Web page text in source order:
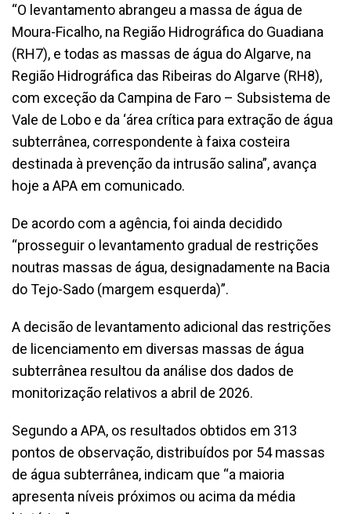
“O levantamento abrangeu a massa de água de
Moura-Ficalho, na Região Hidrográfica do Guadiana
(RH7), e todas as massas de água do Algarve, na
Região Hidrográfica das Ribeiras do Algarve (RH8),
com exceção da Campina de Faro – Subsistema de
Vale de Lobo e da ‘área crítica para extração de água
subterrânea, correspondente à faixa costeira
destinada à prevenção da intrusão salina”, avança
hoje a APA em comunicado.
De acordo com a agência, foi ainda decidido
“prosseguir o levantamento gradual de restrições
noutras massas de água, designadamente na Bacia
do Tejo-Sado (margem esquerda)”.
A decisão de levantamento adicional das restrições
de licenciamento em diversas massas de água
subterrânea resultou da análise dos dados de
monitorização relativos a abril de 2026.
Segundo a APA, os resultados obtidos em 313
pontos de observação, distribuídos por 54 massas
de água subterrânea, indicam que “a maioria
apresenta níveis próximos ou acima da média